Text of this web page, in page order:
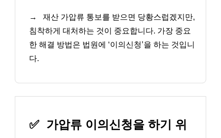
→
재산 가압류 통보를 받으면 당황스럽겠지만,
침착하게 대처하는 것이 중요합니다. 가장 중요
한 해결 방법은 법원에 ‘이의신청’을 하는 것입니
다.
✅ 가압류 이의신청을 하기 위